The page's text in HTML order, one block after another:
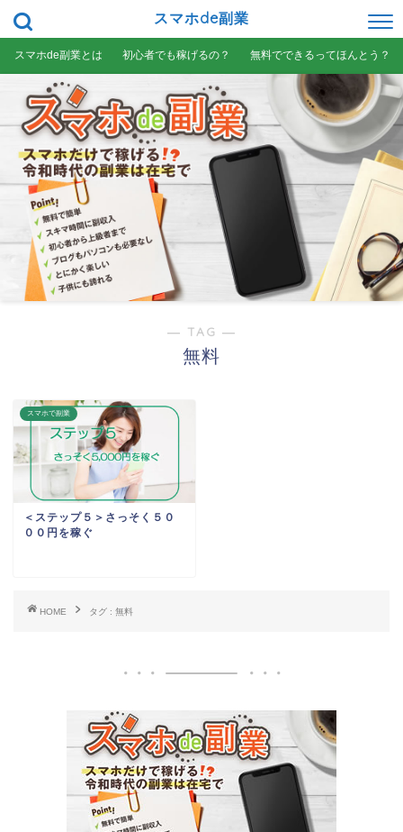
スマホde副業
スマホde副業とは 初心者でも稼げるの？ 無料でできるってほんとう？
― TAG ―
無料
スマホで副業
＜ステップ５＞さっそく５０
００円を稼ぐ
HOME タグ : 無料